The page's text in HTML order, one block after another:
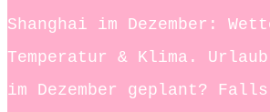
Shanghai im Dezember:
Temperatur & Klima.
im Dezember geplant?